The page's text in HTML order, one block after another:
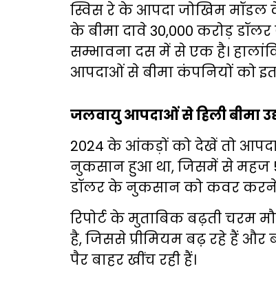
स्विस रे के आपदा जोखिम
के बीमा दावे 30,000 करोड़
सम्भावना दस में से एक है।
आपदाओं से बीमा कंपनियों को
जलवायु आपदाओं से हिली बीमा
2024 के आंकड़ों को देखें तो
नुकसान हुआ था, जिसमें से महज
डॉलर के नुकसान को कवर करने
रिपोर्ट के मुताबिक बढ़ती चरम
है, जिससे प्रीमियम बढ़ रहे हैं और
पैर बाहर खींच रही हैं।